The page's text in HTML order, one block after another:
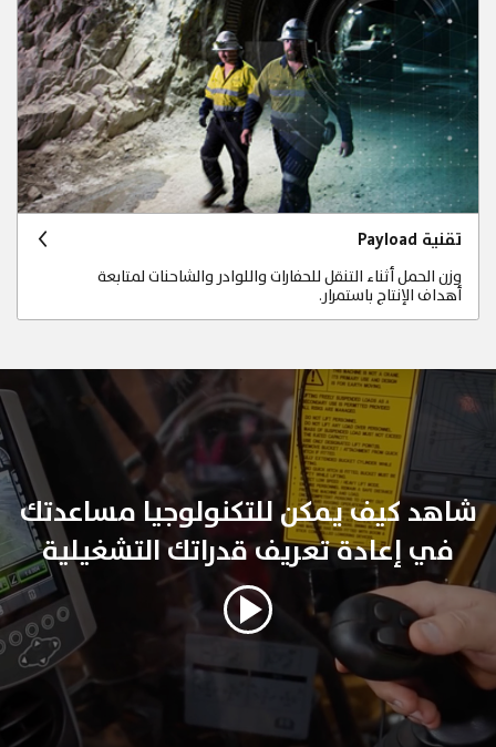
تقنية Payload
وزن الحمل أثناء التنقل للحفارات واللوادر والشاحنات لمتابعة
أهداف الإنتاج باستمرار.
شاهد كيف يمكن للتكنولوجيا مساعدتك
في إعادة تعريف قدراتك التشغيلية